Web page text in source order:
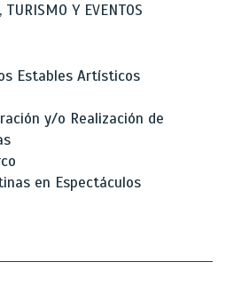
TURISMO Y EVENTOS
Estables Artísticos
y/o Realización de
en Espectáculos